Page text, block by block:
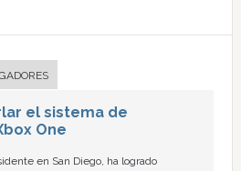
el sistema de
One
en San Diego, ha logrado